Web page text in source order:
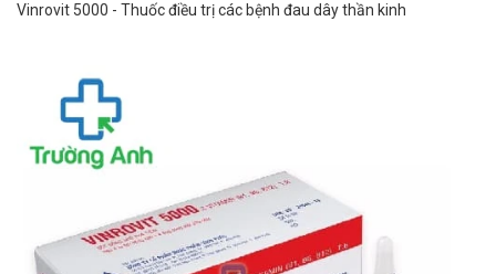
Vinrovit 5000 - Thuốc điều trị các bệnh đau dây thần kinh